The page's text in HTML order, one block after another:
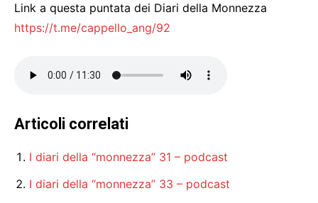
Link a questa puntata dei Diari della Monnezza
https://t.me/cappello_ang/92
Articoli correlati
I diari della “monnezza” 31 – podcast
I diari della “monnezza” 33 – podcast